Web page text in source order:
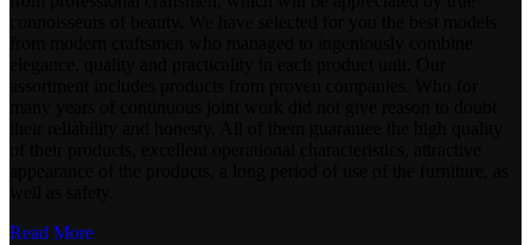
Read More